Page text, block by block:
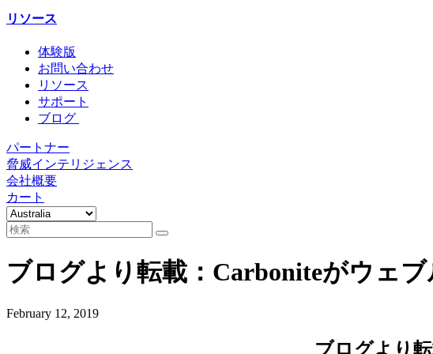
リソース
体験版
お問い合わせ
リソース
サポート
ブログ
パートナー
脅威インテリジェンス
会社概要
カート
ブログより転載：Carboniteがウェ
February 12, 2019
ブログより